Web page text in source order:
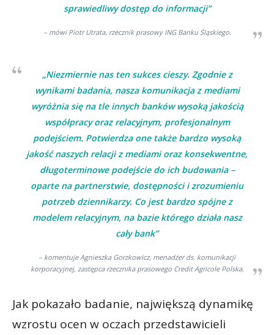
sprawiedliwy dostęp do informacji”
– mówi Piotr Utrata, rzecznik prasowy ING Banku Śląskiego.
„Niezmiernie nas ten sukces cieszy. Zgodnie z
wynikami badania, nasza komunikacja z mediami
wyróżnia się na tle innych banków wysoką jakością
współpracy oraz relacyjnym, profesjonalnym
podejściem. Potwierdza one także bardzo wysoką
jakość naszych relacji z mediami oraz konsekwentne,
długoterminowe podejście do ich budowania –
oparte na partnerstwie, dostępności i zrozumieniu
potrzeb dziennikarzy. Co jest bardzo spójne z
modelem relacyjnym, na bazie którego działa nasz
cały bank”
– komentuje Agnieszka Gorzkowicz, menadżer ds. komunikacji
korporacyjnej, zastępca rzecznika prasowego Credit Agricole Polska.
Jak pokazało badanie, największą dynamikę
wzrostu ocen w oczach przedstawicieli